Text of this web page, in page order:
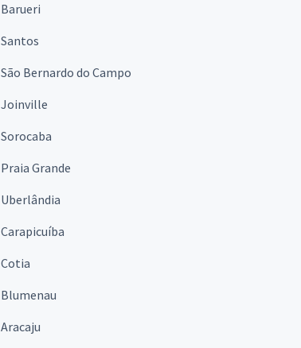
Barueri
Santos
São Bernardo do Campo
Joinville
Sorocaba
Praia Grande
Uberlândia
Carapicuíba
Cotia
Blumenau
Aracaju